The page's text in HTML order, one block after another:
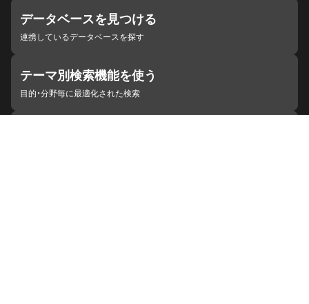
データベースを見つける
連携しているデータベースを探す
テーマ別検索機能を使う
目的・分野毎に最適化された検索